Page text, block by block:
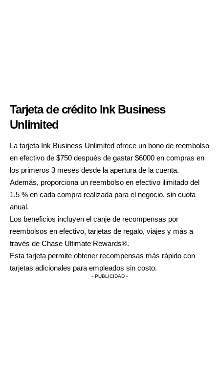
Tarjeta de crédito Ink Business
Unlimited
La tarjeta Ink Business Unlimited ofrece un bono de reembolso
en efectivo de $750 después de gastar $6000 en compras en
los primeros 3 meses desde la apertura de la cuenta.
Además, proporciona un reembolso en efectivo ilimitado del
1.5 % en cada compra realizada para el negocio, sin cuota
anual.
Los beneficios incluyen el canje de recompensas por
reembolsos en efectivo, tarjetas de regalo, viajes y más a
través de Chase Ultimate Rewards®.
Esta tarjeta permite obtener recompensas más rápido con
tarjetas adicionales para empleados sin costo.
- PUBLICIDAD -